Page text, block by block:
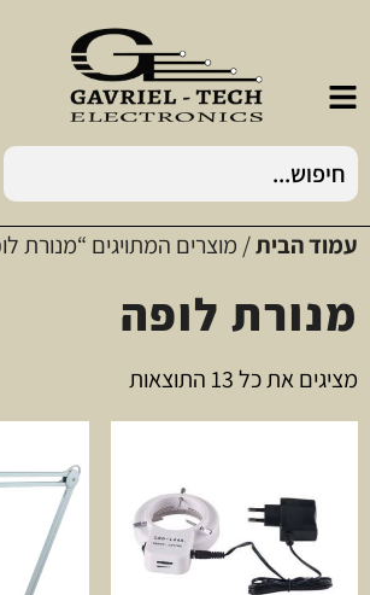
עמוד הבית/ מוצרים המתויגים “מנורת
מנורת לופה
מציגים את כל ⁦13⁩ התוצאות